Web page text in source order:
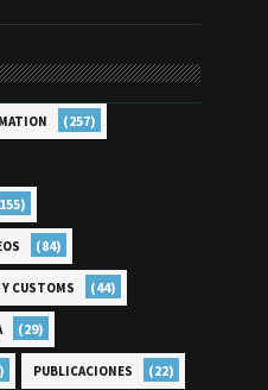
(257)
(84)
CUSTOMS (44)
(29)
PUBLICACIONES (22)